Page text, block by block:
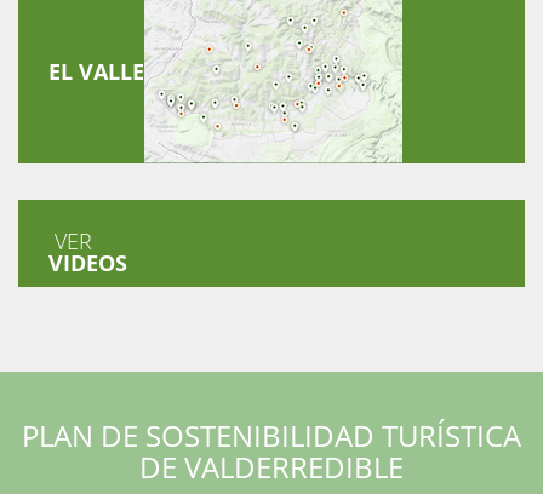
EL VALLE
VER
VIDEOS
PLAN DE SOSTENIBILIDAD TURÍSTICA
DE VALDERREDIBLE